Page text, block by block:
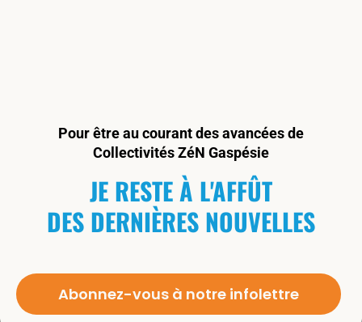
Pour être au courant des avancées de
Collectivités ZéN Gaspésie
JE RESTE À L'AFFÛT
DES DERNIÈRES NOUVELLES
Abonnez-vous à notre infolettre